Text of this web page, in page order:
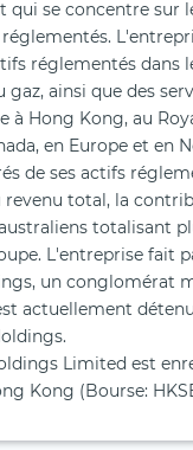
qui se concentre sur
réglementés dans
ainsi que des
à Hong Kong, au
en Europe et en
de ses actifs
revenu total, la
totalisant
L'entreprise fait
un conglomérat
actuellement
Limited est
Kong (Bourse: